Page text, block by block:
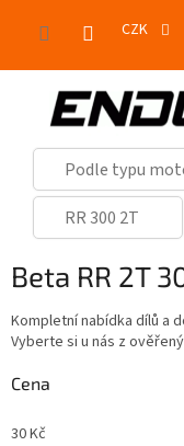
CZK
Podle typu
RR 300 2T
Beta RR 2T
Kompletní nabídka dílů a
Vyberte si u nás z
Cena
30Kč